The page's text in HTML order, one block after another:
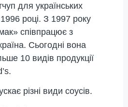
для українських
році. З 1997 року
співпрацює з
Сьогодні вона
10 видів продукції
різні види соусів.